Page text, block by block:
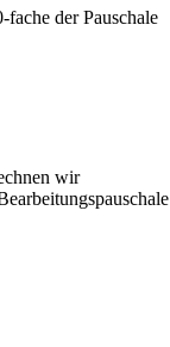
der Pauschale
wir